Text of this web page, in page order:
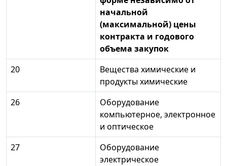
начальной
(максимальной) цены
контракта и годового
объема закупок
20
Вещества химические и
продукты химические
26
Оборудование
компьютерное, электронное
и оптическое
27
Оборудование
электрическое